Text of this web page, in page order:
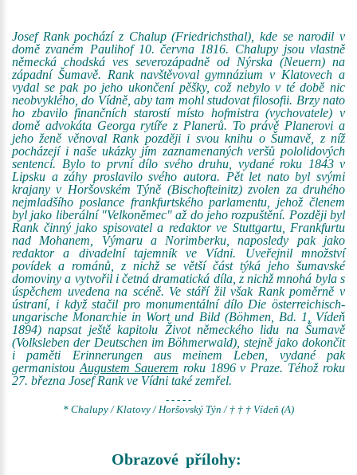
Josef Rank pochází z Chalup (Friedrichsthal), kde se narodil v
domě zvaném Paulihof 10. června 1816. Chalupy jsou vlastně
německá chodská ves severozápadně od Nýrska (Neuern) na
západní Šumavě. Rank navštěvoval gymnázium v Klatovech a
vydal se pak po jeho ukončení pěšky, což nebylo v té době nic
neobvyklého, do Vídně, aby tam mohl studovat filosofii. Brzy nato
ho zbavilo finančních starostí místo hofmistra (vychovatele) v
domě advokáta Georga rytíře z Planerů. To právě Planerovi a
jeho ženě věnoval Rank později i svou knihu o Šumavě, z níž
pocházejí i naše ukázky jím zaznamenaných veršů pololidových
sentencí. Bylo to první dílo svého druhu, vydané roku 1843 v
Lipsku a záhy proslavilo svého autora. Pět let nato byl svými
krajany v Horšovském Týně (Bischofteinitz) zvolen za druhého
nejmladšího poslance frankfurtského parlamentu, jehož členem
byl jako liberální "Velkoněmec" až do jeho rozpuštění. Později byl
Rank činný jako spisovatel a redaktor ve Stuttgartu, Frankfurtu
nad Mohanem, Výmaru a Norimberku, naposledy pak jako
redaktor a divadelní tajemník ve Vídni. Uveřejnil množství
povídek a románů, z nichž se větší část týká jeho šumavské
domoviny a vytvořil i četná dramatická díla, z nichž mnohá byla s
úspěchem uvedena na scéně. Ve stáří žil však Rank poměrně v
ústraní, i když stačil pro monumentální dílo Die österreichisch-
ungarische Monarchie in Wort und Bild (Böhmen, Bd. 1, Vídeň
1894) napsat ještě kapitolu Život německého lidu na Šumavě
(Volksleben der Deutschen im Böhmerwald), stejně jako dokončit
i paměti Erinnerungen aus meinem Leben, vydané pak
germanistou Augustem Sauerem roku 1896 v Praze. Téhož roku
27. března Josef Rank ve Vídni také zemřel.
- - - - -
* Chalupy / Klatovy / Horšovský Týn / † † † Vídeň (A)
Obrazové přílohy: